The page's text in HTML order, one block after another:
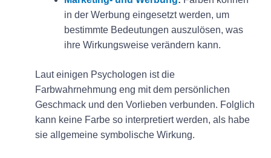
in der Werbung eingesetzt werden, um
bestimmte Bedeutungen auszulösen, was
ihre Wirkungsweise verändern kann.
Laut einigen Psychologen ist die
Farbwahrnehmung eng mit dem persönlichen
Geschmack und den Vorlieben verbunden. Folglich
kann keine Farbe so interpretiert werden, als habe
sie allgemeine symbolische Wirkung.